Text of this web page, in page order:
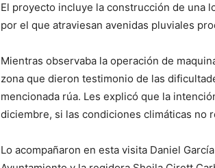
El proyecto incluye la construcción de una
por el que atraviesan avenidas pluviales
Mientras observaba la operación de
zona que dieron testimonio de las
mencionada rúa. Les explicó que la
diciembre, si las condiciones climáticas no
Lo acompañaron en esta visita Daniel